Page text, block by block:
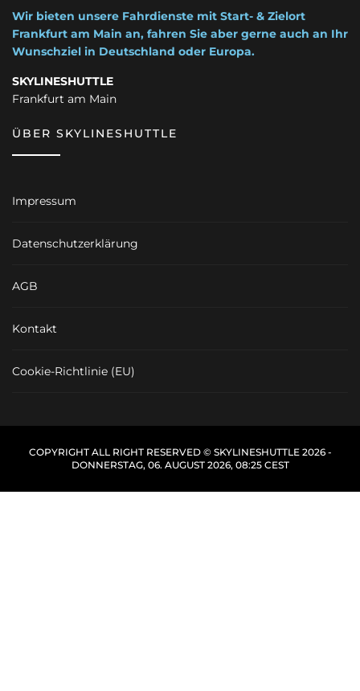
Wir bieten unsere Fahrdienste mit Start- & Zielort
Frankfurt am Main an, fahren Sie aber gerne auch an Ihr
Wunschziel in Deutschland oder Europa.
SKYLINESHUTTLE
Frankfurt am Main
ÜBER SKYLINESHUTTLE
Impressum
Datenschutzerklärung
AGB
Kontakt
Cookie-Richtlinie (EU)
COPYRIGHT ALL RIGHT RESERVED © SKYLINESHUTTLE 2026 -
DONNERSTAG, 06. AUGUST 2026, 08:25 CEST